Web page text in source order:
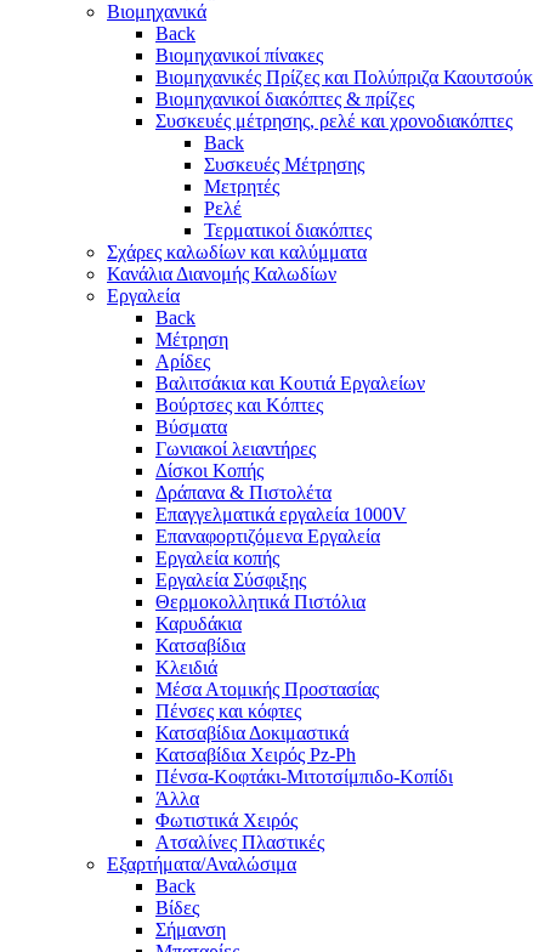
Βιομηχανικά
Back
Βιομηχανικοί πίνακες
Βιομηχανικές Πρίζες και Πολύπριζα Καουτσούκ
Βιομηχανικοί διακόπτες & πρίζες
Συσκευές μέτρησης, ρελέ και χρονοδιακόπτες
Back
Συσκευές Μέτρησης
Μετρητές
Ρελέ
Τερματικοί διακόπτες
Σχάρες καλωδίων και καλύμματα
Κανάλια Διανομής Καλωδίων
Εργαλεία
Back
Μέτρηση
Αρίδες
Βαλιτσάκια και Κουτιά Εργαλείων
Βούρτσες και Κόπτες
Βύσματα
Γωνιακοί λειαντήρες
Δίσκοι Κοπής
Δράπανα & Πιστολέτα
Επαγγελματικά εργαλεία 1000V
Επαναφορτιζόμενα Εργαλεία
Εργαλεία κοπής
Εργαλεία Σύσφιξης
Θερμοκολλητικά Πιστόλια
Καρυδάκια
Κατσαβίδια
Κλειδιά
Μέσα Ατομικής Προστασίας
Πένσες και κόφτες
Κατσαβίδια Δοκιμαστικά
Κατσαβίδια Χειρός Pz-Ph
Πένσα-Κοφτάκι-Μιτοτσίμπιδο-Κοπίδι
Άλλα
Φωτιστικά Χειρός
Ατσαλίνες Πλαστικές
Εξαρτήματα/Αναλώσιμα
Back
Βίδες
Σήμανση